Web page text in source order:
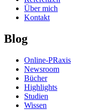
Über mich
Kontakt
Blog
Online-PRaxis
Newsroom
Bücher
Highlights
Studien
Wissen